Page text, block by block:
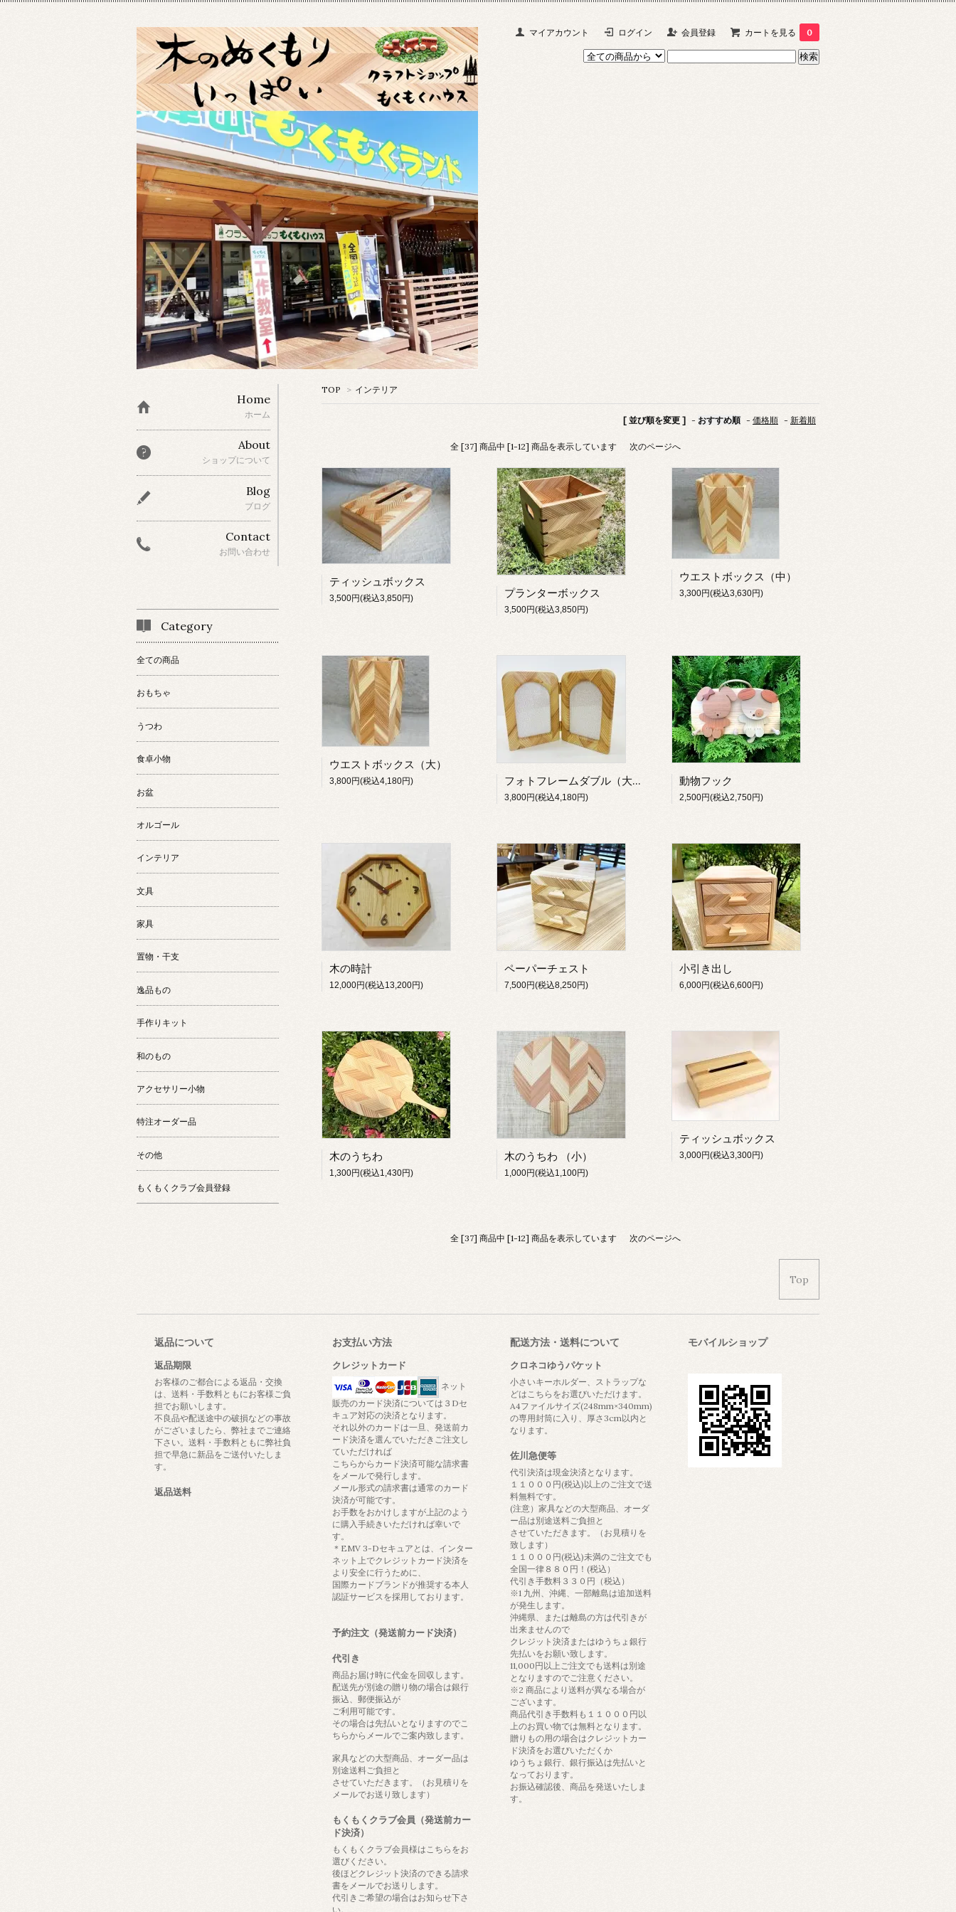
マイアカウント ログイン 会員登録 カートを見る 0
TOP > インテリア
[ 並び順を変更 ] - おすすめ順 - 価格順 - 新着順
全 [37] 商品中 [1-12] 商品を表示しています 次のページへ
ティッシュボックス
3,500円(税込3,850円) プランターボックス
3,500円(税込3,850円)
ウエストボックス（中）
3,300円(税込3,630円)
ウエストボックス（大）
3,800円(税込4,180円) フォトフレームダブル（大）
3,800円(税込4,180円)
動物フック
2,500円(税込2,750円)
木の時計
12,000円(税込13,200円)
ペーパーチェスト
7,500円(税込8,250円)
小引き出し
6,000円(税込6,600円)
木のうちわ
1,300円(税込1,430円)
木のうちわ （小）
1,000円(税込1,100円)
ティッシュボックス
3,000円(税込3,300円)
全 [37] 商品中 [1-12] 商品を表示しています 次のページへ
Home
ホーム
About
ショップについて
Blog
ブログ
Contact
お問い合わせ
Category
全ての商品
おもちゃ
うつわ
食卓小物
お盆
オルゴール
インテリア
文具
家具
置物・干支
逸品もの
手作りキット
和のもの
アクセサリー小物
特注オーダー品
その他
もくもくクラブ会員登録
Top
返品について
返品期限
お客様のご都合による返品・交換
は、送料・手数料ともにお客様ご負
担でお願いします。
不良品や配送途中の破損などの事故
がございましたら、弊社までご連絡
下さい。送料・手数料ともに弊社負
担で早急に新品をご送付いたしま
す。
返品送料
お支払い方法
クレジットカード
ネット
販売のカード決済については３Dセ
キュア対応の決済となります。
それ以外のカードは一旦、発送前カ
ード決済を選んでいただきご注文し
ていただければ
こちらからカード決済可能な請求書
をメールで発行します。
メール形式の請求書は通常のカード
決済が可能です。
お手数をおかけしますが上記のよう
に購入手続きいただければ幸いで
す。
＊EMV 3-Dセキュアとは、インター
ネット上でクレジットカード決済を
より安全に行うために、
国際カードブランドが推奨する本人
認証サービスを採用しております。
予約注文（発送前カード決済）
代引き
商品お届け時に代金を回収します。
配送先が別途の贈り物の場合は銀行
振込、郵便振込が
ご利用可能です。
その場合は先払いとなりますのでこ
ちらからメールでご案内致します。
家具などの大型商品、オーダー品は
別途送料ご負担と
させていただきます。（お見積りを
メールでお送り致します）
もくもくクラブ会員（発送前カー
ド決済）
もくもくクラブ会員様はこちらをお
選びください。
後ほどクレジット決済のできる請求
書をメールでお送りします。
代引きご希望の場合はお知らせ下さ
い。
配送方法・送料について
クロネコゆうパケット
小さいキーホルダー、ストラップな
どはこちらをお選びいただけます。
A4ファイルサイズ(248mm×340mm)
の専用封筒に入り、厚さ3cm以内と
なります。
佐川急便等
代引決済は現金決済となります。
１１０００円(税込)以上のご注文で送
料無料です。
(注意）家具などの大型商品、オーダ
ー品は別途送料ご負担と
させていただきます。（お見積りを
致します）
１１０００円(税込)未満のご注文でも
全国一律８８０円！(税込）
代引き手数料３３０円（税込）
※1 九州、沖縄、一部離島は追加送料
が発生します。
沖縄県、または離島の方は代引きが
出来ませんので
クレジット決済またはゆうちょ銀行
先払いをお願い致します。
11,000円以上ご注文でも送料は別途
となりますのでご注意ください。
※2 商品により送料が異なる場合が
ございます。
商品代引き手数料も１１０００円以
上のお買い物では無料となります。
贈りもの用の場合はクレジットカー
ド決済をお選びいただくか
ゆうちょ銀行、銀行振込は先払いと
なっております。
お振込確認後、商品を発送いたしま
す。
モバイルショップ